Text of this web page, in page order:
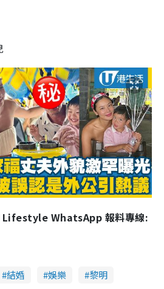
Lifestyle WhatsApp 報料專線:
結婚 娛樂
黎明